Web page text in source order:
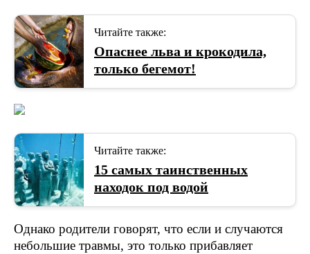
Читайте также:
Опаснее льва и крокодила,
только бегемот!
Читайте также:
15 самых таинственных
находок под водой
Однако родители говорят, что если и случаются
небольшие травмы, это только прибавляет